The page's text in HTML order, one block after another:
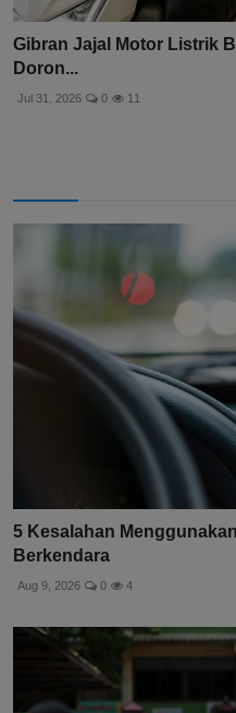
Gibran Jajal Motor Listrik
Doron...
Jul 31, 2026 0 11
5 Kesalahan
Berkendara
Aug 9, 2026 0 4